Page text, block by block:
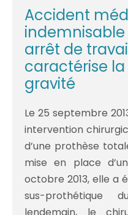
pour
une
victime
piétonne
percutée
par
une
trottinette
électrique
Accident
indemnisable
arrêt de
caractérise
gravité
Le 25 septembre
intervention
d’une prothèse
mise en place
octobre 2013, elle a
sus-prothétique
lendemain, le